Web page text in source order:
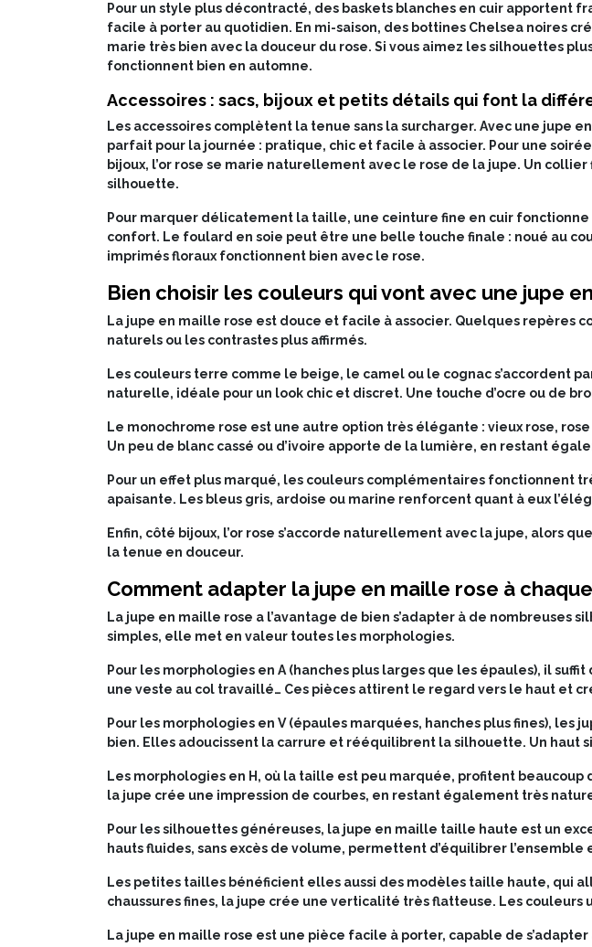
Pour un style plus décontracté, des baskets blanches en cuir apportent
facile à porter au quotidien. En mi-saison, des bottines Chelsea noires
marie très bien avec la douceur du rose. Si vous aimez les silhouettes
fonctionnent bien en automne.
Accessoires : sacs, bijoux et petits détails qui font la
Les accessoires complètent la tenue sans la surcharger. Avec une jupe
parfait pour la journée : pratique, chic et facile à associer. Pour une
bijoux, l’or rose se marie naturellement avec le rose de la jupe. Un
silhouette.
Pour marquer délicatement la taille, une ceinture fine en cuir
confort. Le foulard en soie peut être une belle touche finale : noué au
imprimés floraux fonctionnent bien avec le rose.
Bien choisir les couleurs qui vont avec une jupe
La jupe en maille rose est douce et facile à associer. Quelques repères
naturels ou les contrastes plus affirmés.
Les couleurs terre comme le beige, le camel ou le cognac
naturelle, idéale pour un look chic et discret. Une touche d’ocre ou de
Le monochrome rose est une autre option très élégante : vieux rose,
Un peu de blanc cassé ou d’ivoire apporte de la lumière, en restant
Pour un effet plus marqué, les couleurs complémentaires fonctionnent
apaisante. Les bleus gris, ardoise ou marine renforcent quant à eux
Enfin, côté bijoux, l’or rose s’accorde naturellement avec la jupe, alors
la tenue en douceur.
Comment adapter la jupe en maille rose à
La jupe en maille rose a l’avantage de bien s’adapter à de
simples, elle met en valeur toutes les morphologies.
Pour les morphologies en A (hanches plus larges que les épaules), il
une veste au col travaillé… Ces pièces attirent le regard vers le haut et
Pour les morphologies en V (épaules marquées, hanches plus fines),
bien. Elles adoucissent la carrure et rééquilibrent la silhouette. Un haut
Les morphologies en H, où la taille est peu marquée, profitent
la jupe crée une impression de courbes, en restant également très
Pour les silhouettes généreuses, la jupe en maille taille haute est un
hauts fluides, sans excès de volume, permettent d’équilibrer l’ensemble
Les petites tailles bénéficient elles aussi des modèles taille haute, qui
chaussures fines, la jupe crée une verticalité très flatteuse. Les
La jupe en maille rose est une pièce facile à porter, capable de